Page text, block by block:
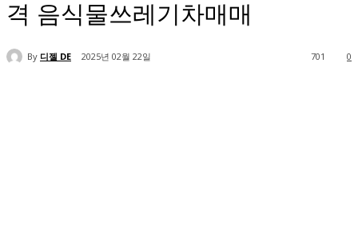
격 음식물쓰레기차매매
By 디젤 DE 2025년 02월 22일 0
701